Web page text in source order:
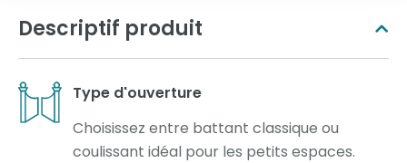
Descriptif produit
Type d'ouverture
Choisissez entre battant classique ou
coulissant idéal pour les petits espaces.